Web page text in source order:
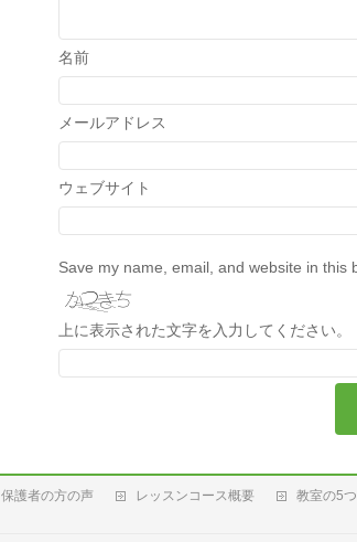
名前
メールアドレス
ウェブサイト
Save my name, email, and website in this
上に表示された文字を入力してください。
保護者の方の声 レッスンコース概要 教室の5